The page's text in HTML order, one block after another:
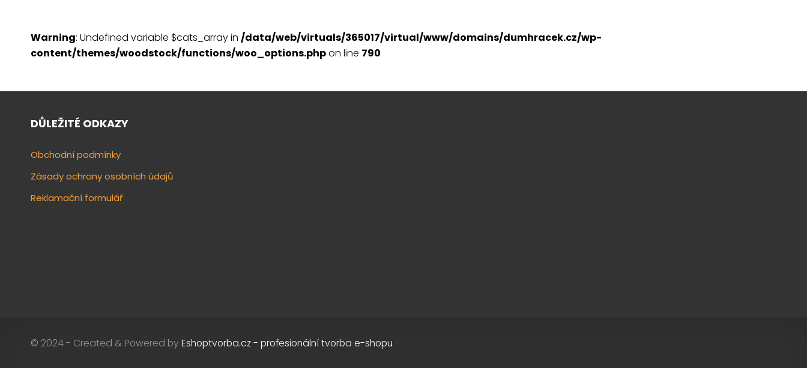
Warning: Undefined variable $cats_array in /data/web/virtuals/365017/virtual/www/domains/dumhracek.cz/wp-
content/themes/woodstock/functions/woo_options.phpon line 790
DŮLEŽITÉ ODKAZY
Obchodní podmínky
Zásady ochrany osobních údajů
Reklamační formulář
© 2024 - Created & Powered by Eshoptvorba.cz - profesionální tvorba e-shopu